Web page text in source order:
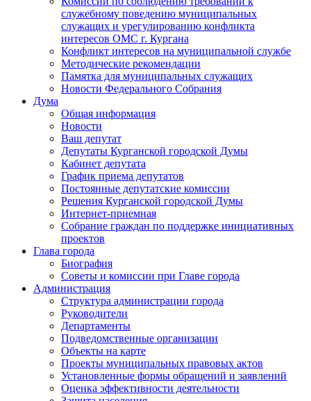
служебному поведению муниципальных
служащих и урегулированию конфликта
интересов ОМС г. Кургана
Конфликт интересов на муниципальной службе
Методические рекомендации
Памятка для муниципальных служащих
Новости Федерального Cобрания
Дума
Общая информация
Новости
Ваш депутат
Депутаты Курганской городской Думы
Кабинет депутата
График приема депутатов
Постоянные депутатские комиссии
Решения Курганской городской Думы
Интернет-приемная
Собрание граждан по поддержке инициативных
проектов
Глава города
Биография
Советы и комиссии при Главе города
Администрация
Структура администрации города
Руководители
Департаменты
Подведомственные организации
Объекты на карте
Проекты муниципальных правовых актов
Установленные формы обращений и заявлений
Оценка эффективности деятельности